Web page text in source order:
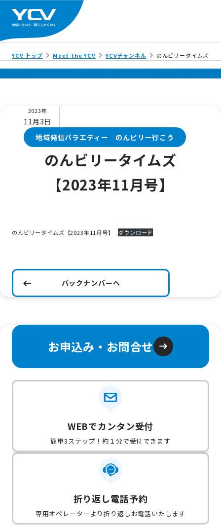
YCV トップ Meet the YCV YCVチャンネル のんビリータイムズ【
2023年
11月3日
地域発信バラエティー のんビリー行こう
のんビリータイムズ
【2023年11月号】
のんビリータイムズ【2023年11月号】 ダウンロード
バックナンバーへ
お申込み・お問合せ
WEBでカンタン受付
簡単3ステップ！約１分で受付できます
折り返し電話予約
専用オペレーターより折り返しお電話いたします